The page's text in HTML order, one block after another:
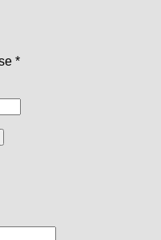
*Erforderlich